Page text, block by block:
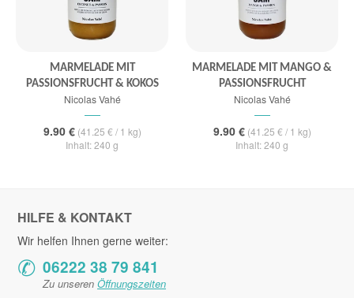
MARMELADE MIT
PASSIONSFRUCHT & KOKOS
Nicolas Vahé
9.90 €(41.25 € / 1 kg)
Inhalt: 240 g
MARMELADE MIT MANGO &
PASSIONSFRUCHT
Nicolas Vahé
9.90 €(41.25 € / 1 kg)
Inhalt: 240 g
HILFE & KONTAKT
Wir helfen Ihnen gerne weiter:
✆ 06222 38 79 841
Zu unseren Öffnungszeiten